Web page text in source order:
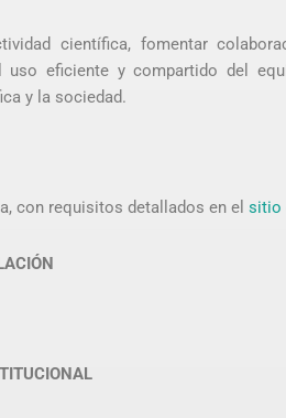
científica, fomentar
uso eficiente y compartido del
y la sociedad.
con requisitos detallados en el sitio